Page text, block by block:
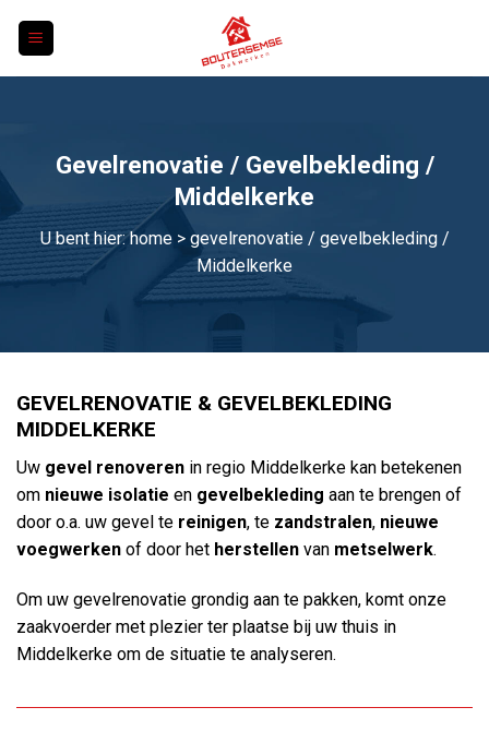
Gevelrenovatie / Gevelbekleding /
Middelkerke
U bent hier:home> gevelrenovatie / gevelbekleding /
Middelkerke
GEVELRENOVATIE & GEVELBEKLEDING
MIDDELKERKE
Uw gevel renoveren in regio Middelkerke kan betekenen
om nieuwe isolatie en gevelbekleding aan te brengen of
door o.a. uw gevel te reinigen, te zandstralen, nieuwe
voegwerken of door het herstellen van metselwerk.
Om uw gevelrenovatie grondig aan te pakken, komt onze
zaakvoerder met plezier ter plaatse bij uw thuis in
Middelkerke om de situatie te analyseren.